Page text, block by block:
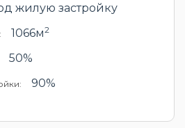
жилую застройку
1066м2
50%
90%